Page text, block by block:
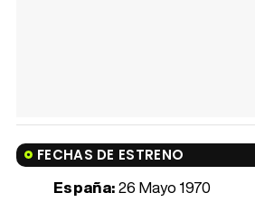
FECHAS DE ESTRENO
España:26 Mayo 1970